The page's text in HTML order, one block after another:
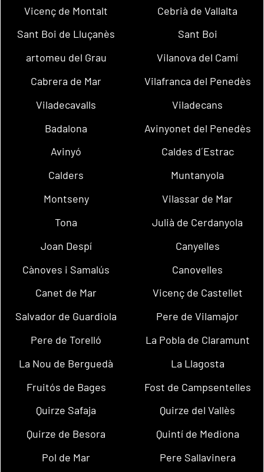
Vicenç de Montalt
Cebrià de Vallalta
Sant Boi de Lluçanès
Sant Boi
artomeu del Grau
Vilanova del Camí
Cabrera de Mar
Vilafranca del Penedès
Viladecavalls
Viladecans
Badalona
Avinyonet del Penedès
Avinyó
Caldes d´Estrac
Calders
Muntanyola
Montseny
Vilassar de Mar
Tona
Julià de Cerdanyola
Joan Despí
Canyelles
Cànoves i Samalús
Canovelles
Canet de Mar
Vicenç de Castellet
Salvador de Guardiola
Pere de Vilamajor
Pere de Torelló
La Pobla de Claramunt
La Nou de Berguedà
La Llagosta
Fruitós de Bages
Fost de Campsentelles
Quirze Safaja
Quirze del Vallès
Quirze de Besora
Quintí de Mediona
Pol de Mar
Pere Sallavinera